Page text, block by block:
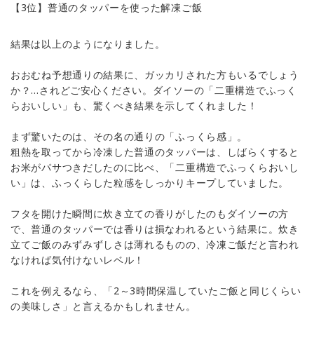
【3位】普通のタッパーを使った解凍ご飯
結果は以上のようになりました。
おおむね予想通りの結果に、ガッカリされた方もいるでしょう
か？…されどご安心ください。ダイソーの「二重構造でふっく
らおいしい」も、驚くべき結果を示してくれました！
まず驚いたのは、その名の通りの「ふっくら感」。
粗熱を取ってから冷凍した普通のタッパーは、しばらくすると
お米がパサつきだしたのに比べ、「二重構造でふっくらおいし
い」は、ふっくらした粒感をしっかりキープしていました。
フタを開けた瞬間に炊き立ての香りがしたのもダイソーの方
で、普通のタッパーでは香りは損なわれるという結果に。炊き
立てご飯のみずみずしさは薄れるものの、冷凍ご飯だと言われ
なければ気付けないレベル！
これを例えるなら、「2～3時間保温していたご飯と同じくらい
の美味しさ」と言えるかもしれません。